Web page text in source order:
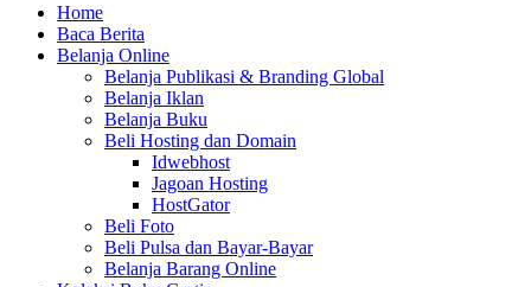
Home
Baca Berita
Belanja Online
Belanja Publikasi & Branding Global
Belanja Iklan
Belanja Buku
Beli Hosting dan Domain
Idwebhost
Jagoan Hosting
HostGator
Beli Foto
Beli Pulsa dan Bayar-Bayar
Belanja Barang Online